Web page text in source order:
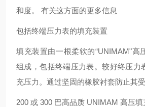
和度。 有关这方面的更多信息
包括终端压力表的填充装置
填充装置由一根柔软的“UNIMAM"高
组成，包括终端压力表。较好终压力
充压力。通过坚固的橡胶衬套防止其受
200 或 300 巴高品质 UNIMAM 高压